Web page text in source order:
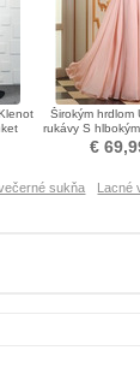
Širokým hrdlom
rukávy S
Večerné
€
sukňa Lacné